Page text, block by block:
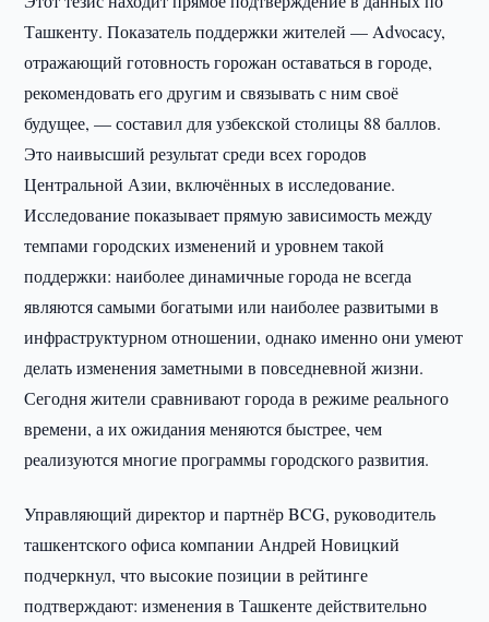
Ташкенту. Показатель поддержки жителей — Advocacy,
отражающий готовность горожан оставаться в городе,
рекомендовать его другим и связывать с ним своё
будущее, — составил для узбекской столицы 88 баллов.
Это наивысший результат среди всех городов
Центральной Азии, включённых в исследование.
Исследование показывает прямую зависимость между
темпами городских изменений и уровнем такой
поддержки: наиболее динамичные города не всегда
являются самыми богатыми или наиболее развитыми в
инфраструктурном отношении, однако именно они умеют
делать изменения заметными в повседневной жизни.
Сегодня жители сравнивают города в режиме реального
времени, а их ожидания меняются быстрее, чем
реализуются многие программы городского развития.
Управляющий директор и партнёр BCG, руководитель
ташкентского офиса компании Андрей Новицкий
подчеркнул, что высокие позиции в рейтинге
подтверждают: изменения в Ташкенте действительно